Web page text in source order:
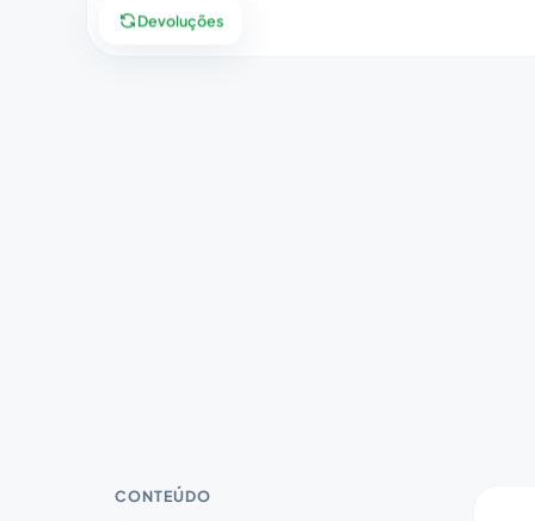
Devoluções
CONTEÚDO